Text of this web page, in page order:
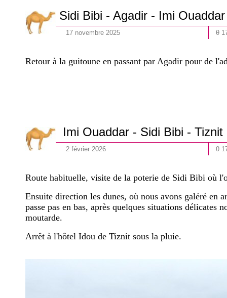
Sidi Bibi - Agadir - Imi Ouaddar
17 novembre 2025 θ
Retour à la guitoune en passant par Agadir pour de
Imi Ouaddar - Sidi Bibi - Tiznit
2 février 2026 θ
Route habituelle, visite de la poterie de Sidi Bibi où
Ensuite direction les dunes, où nous avons galéré en
passe pas en bas, après quelques situations délicates
moutarde.
Arrêt à l'hôtel Idou de Tiznit sous la pluie.